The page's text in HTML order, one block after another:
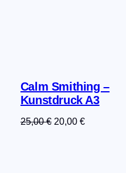
Calm Smithing –
Kunstdruck A3
25,00€ Ursprünglicher
20,00 €Aktueller